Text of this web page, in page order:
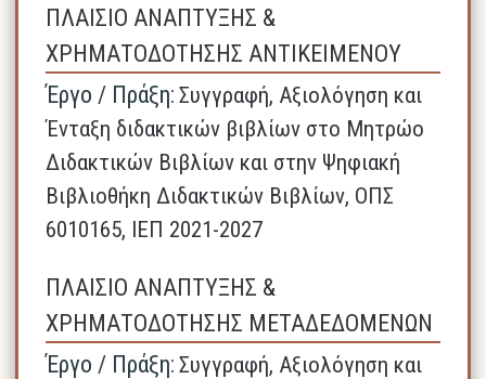
ΠΛΑΙΣΙΟ ΑΝΑΠΤΥΞΗΣ &
ΧΡΗΜΑΤΟΔΟΤΗΣΗΣ ΑΝΤΙΚΕΙΜΕΝΟΥ
Έργο / Πράξη: Συγγραφή, Αξιολόγηση και
Ένταξη διδακτικών βιβλίων στο Μητρώο
Διδακτικών Βιβλίων και στην Ψηφιακή
Βιβλιοθήκη Διδακτικών Βιβλίων, ΟΠΣ
6010165, ΙΕΠ 2021-2027
ΠΛΑΙΣΙΟ ΑΝΑΠΤΥΞΗΣ &
ΧΡΗΜΑΤΟΔΟΤΗΣΗΣ ΜΕΤΑΔΕΔΟΜΕΝΩΝ
Έργο / Πράξη: Συγγραφή, Αξιολόγηση και